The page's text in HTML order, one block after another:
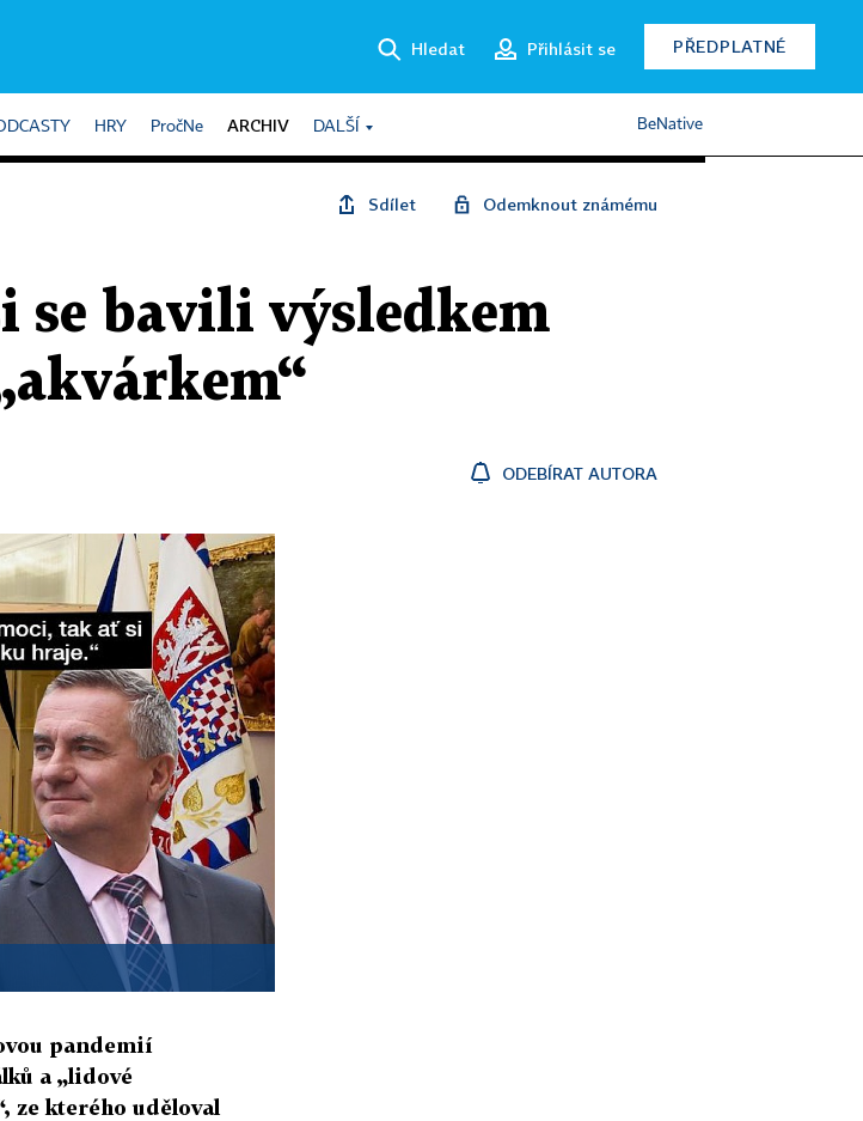
Hledat Přihlásit se PŘEDPLATNÉ
HRY PročNe ARCHIV DALŠÍ BeNative
Sdílet Odemknout známému
se bavili výsledkem
ODEBÍRAT AUTORA
pandemií
a „lidové
ze kterého uděloval